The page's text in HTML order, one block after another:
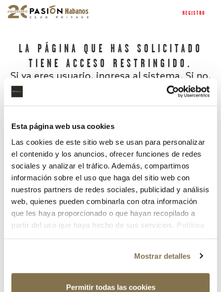
Esta página web usa cookies
Las cookies de este sitio web se usan para personalizar
el contenido y los anuncios, ofrecer funciones de redes
sociales y analizar el tráfico. Además, compartimos
información sobre el uso que haga del sitio web con
nuestros partners de redes sociales, publicidad y análisis
web, quienes pueden combinarla con otra información
que les haya proporcionado o que hayan recopilado a
partir del uso que haya hecho de sus servicios. Política
Mostrar detalles
Permitir todas las cookies
REGISTRO
LA PÁGINA QUE HAS SOLICITADO
TIENE ACCESO RESTRINGIDO.
Si ya eres usuario, ingresa al sistema. Si no,
¿Has olvidado tu contraseña?